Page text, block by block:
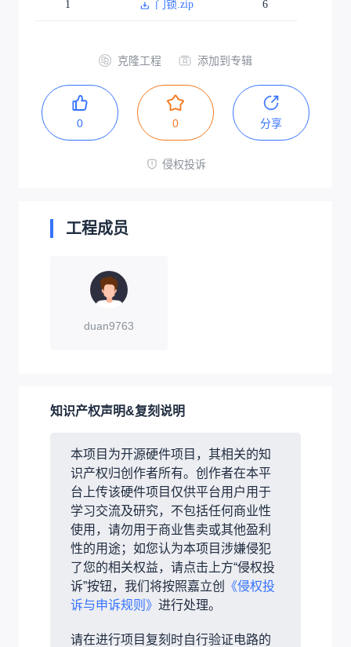
1 门锁.zip 6
克隆工程 添加到专辑
0 0 分享
侵权投诉
工程成员
duan9763
知识产权声明&复刻说明
本项目为开源硬件项目，其相关的知
识产权归创作者所有。创作者在本平
台上传该硬件项目仅供平台用户用于
学习交流及研究，不包括任何商业性
使用，请勿用于商业售卖或其他盈利
性的用途；如您认为本项目涉嫌侵犯
了您的相关权益，请点击上方“侵权投
诉”按钮，我们将按照嘉立创
《侵权投
诉与申诉规则》 进行处理。
请在进行项目复刻时自行验证电路的